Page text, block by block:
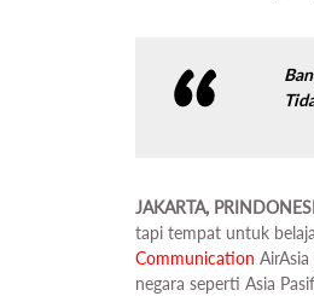
JAKARTA,
tapi tempat untuk
Communication
negara seperti Asia